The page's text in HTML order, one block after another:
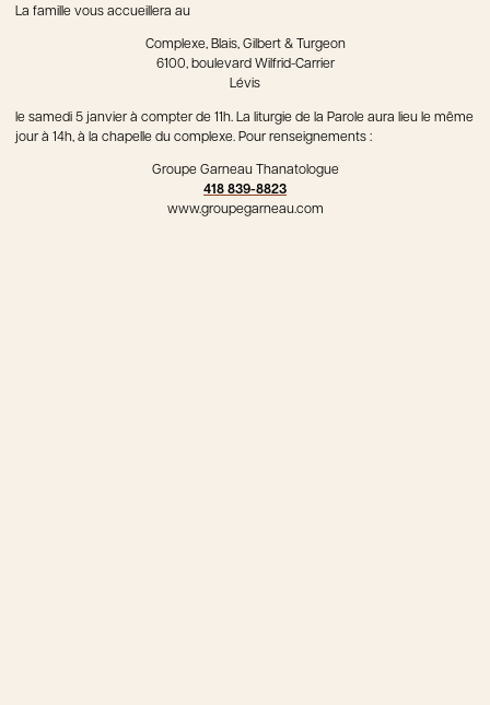
La famille vous accueillera au
Complexe, Blais, Gilbert & Turgeon
6100, boulevard Wilfrid-Carrier
Lévis
le samedi 5 janvier à compter de 11h. La liturgie de la Parole aura lieu le même
jour à 14h, à la chapelle du complexe. Pour renseignements :
Groupe Garneau Thanatologue
418 839-8823
www.groupegarneau.com